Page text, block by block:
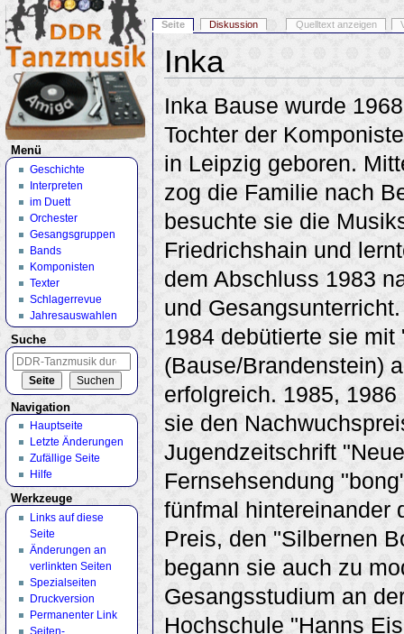
Inka
Inka Bause wurde
Tochter der
in Leipzig geboren.
zog die Familie nach
besuchte sie die
Friedrichshain und
dem Abschluss 1983
und
1984 debütierte sie mit
(Bause/Brandenstein)
erfolgreich. 1985,
sie den
Jugendzeitschrift
Fernsehsendung
fünfmal hintereinander
Preis, den "Silbernen
begann sie auch zu
Gesangsstudium an
Hochschule "Hanns
Seite Diskussion Quelltext anzeigen
Menü
Geschichte
Interpreten
im Duett
Orchester
Gesangsgruppen
Bands
Komponisten
Texter
Schlagerrevue
Jahresauswahlen
Suche
Navigation
Hauptseite
Letzte Änderungen
Zufällige Seite
Hilfe
Werkzeuge
Links auf diese
Seite
Änderungen an
verlinkten Seiten
Spezialseiten
Druckversion
Permanenter Link
Seiten­